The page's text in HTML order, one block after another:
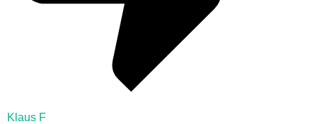
Klaus F